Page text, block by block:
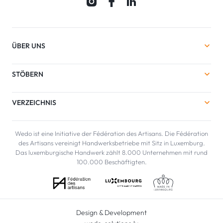
ÜBER UNS
STÖBERN
VERZEICHNIS
Wedo ist eine Initiative der Fédération des Artisans. Die Fédération
des Artisans vereinigt Handwerksbetriebe mit Sitz in Luxemburg.
Das luxemburgische Handwerk zählt 8.000 Unternehmen mit rund
100.000 Beschäftigten.
Design & Development